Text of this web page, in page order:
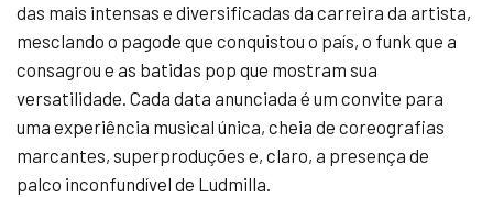
das mais intensas e diversificadas da carreira da artista,
mesclando o pagode que conquistou o país, o funk que a
consagrou e as batidas pop que mostram sua
versatilidade. Cada data anunciada é um convite para
uma experiência musical única, cheia de coreografias
marcantes, superproduções e, claro, a presença de
palco inconfundível de Ludmilla.